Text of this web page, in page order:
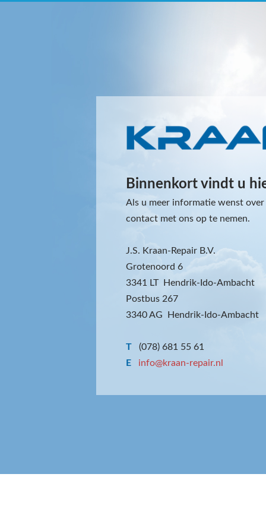
Binnenkort vindt u
Als u meer informatie wenst
contact met ons op te nemen.
J.S. Kraan-Repair B.V.
Grotenoord 6
3341 LT Hendrik-Ido-Ambacht
Postbus 267
3340 AG Hendrik-Ido-Ambacht
T
(078) 681 55 61
E
info@kraan-repair.nl